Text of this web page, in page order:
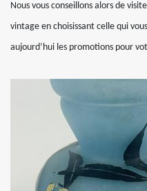
Nous vous conseillons alors de
vintage en choisissant celle qui
aujourd’hui les promotions pour